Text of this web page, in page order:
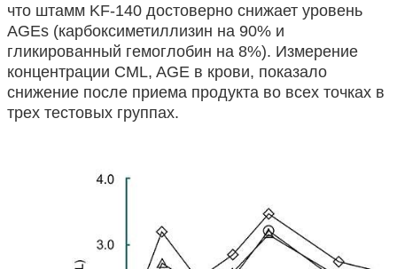
что штамм KF-140 достоверно снижает уровень
AGEs (карбоксиметиллизин на 90% и
гликированный гемоглобин на 8%). Измерение
концентрации CML, AGE в крови, показало
снижение после приема продукта во всех точках в
трех тестовых группах.